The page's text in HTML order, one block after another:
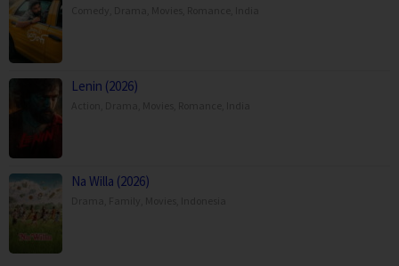
Lenin (2026)
Na Willa (2026)